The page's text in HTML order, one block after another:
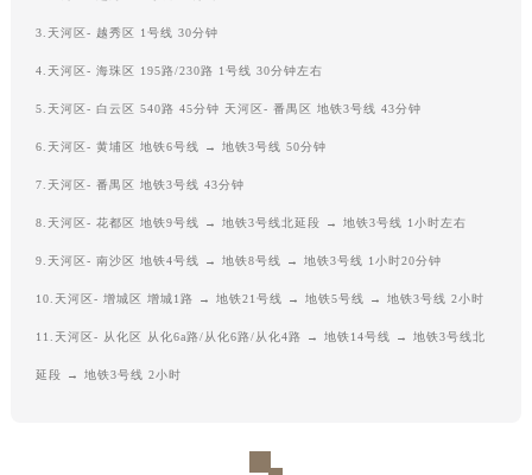
3.天河区- 越秀区 1号线 30分钟
4.天河区- 海珠区 195路/230路 1号线 30分钟左右
5.天河区- 白云区 540路 45分钟 天河区- 番禺区 地铁3号线 43分钟
6.天河区- 黄埔区 地铁6号线 → 地铁3号线 50分钟
7.天河区- 番禺区 地铁3号线 43分钟
8.天河区- 花都区 地铁9号线 → 地铁3号线北延段 → 地铁3号线 1小时左右
9.天河区- 南沙区 地铁4号线 → 地铁8号线 → 地铁3号线 1小时20分钟
10.天河区- 增城区 增城1路 → 地铁21号线 → 地铁5号线 → 地铁3号线 2小时
11.天河区- 从化区 从化6a路/从化6路/从化4路 → 地铁14号线 → 地铁3号线北
延段 → 地铁3号线 2小时